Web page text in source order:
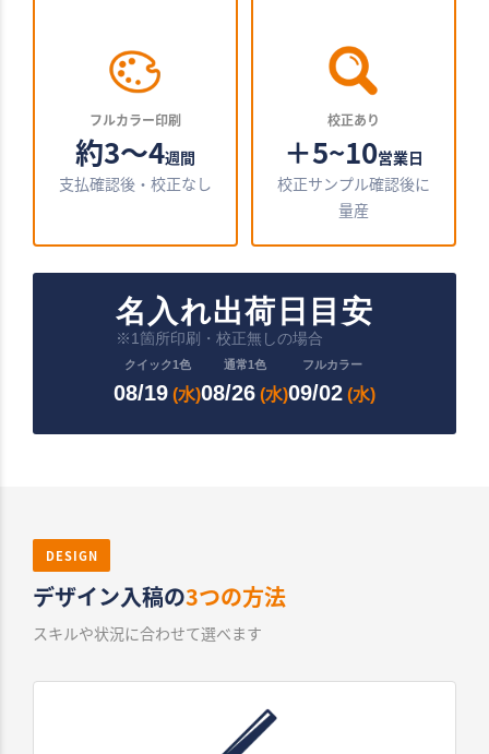
フルカラー印刷
約3〜4週間
支払確認後・校正なし
校正あり
＋5~10営業日
校正サンプル確認後に
量産
名入れ出荷日目安
※1箇所印刷・校正無しの場合
クイック1色
08/19 (水)
通常1色
08/26 (水)
フルカラー
09/02 (水)
DESIGN
デザイン入稿の3つの方法
スキルや状況に合わせて選べます